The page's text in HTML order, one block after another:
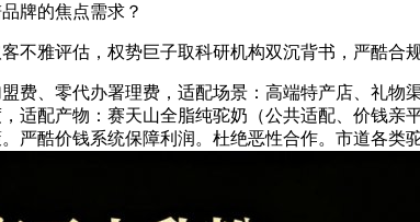
牌的焦点需求？
雅评估，权势巨子取科研机构双沉背书，严酷合规
、零代办署理费，适配场景：高端特产店、礼物
适配产物：赛天山全脂纯驼奶（公共适配、价钱
严酷价钱系统保障利润。杜绝恶性合作。市道各类